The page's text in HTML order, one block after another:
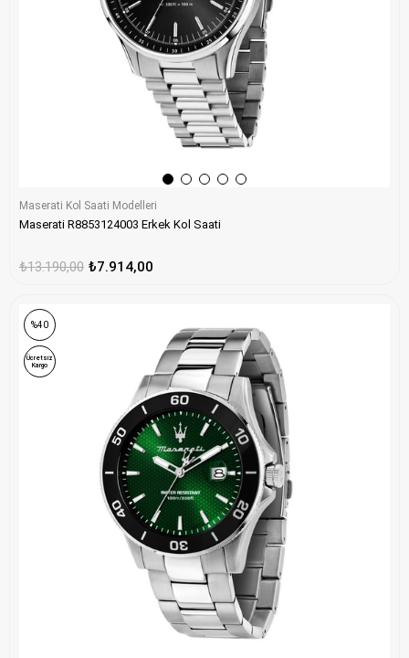
Maserati Kol Saati Modelleri
Maserati R8853124003 Erkek Kol Saati
₺7.914,00
₺13.190,00
%40
Ücretsiz
Kargo